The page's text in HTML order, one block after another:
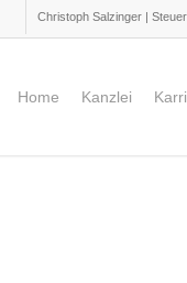
Christoph Salzinger |
Home Kanzlei